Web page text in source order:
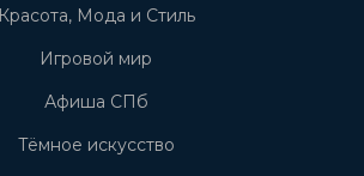
Красота, Мода и Стиль
Игровой мир
Афиша СПб
Тёмное искусство